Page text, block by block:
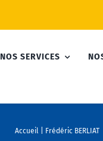
NOS SERVICES
Accueil| Frédéric BERLIAT